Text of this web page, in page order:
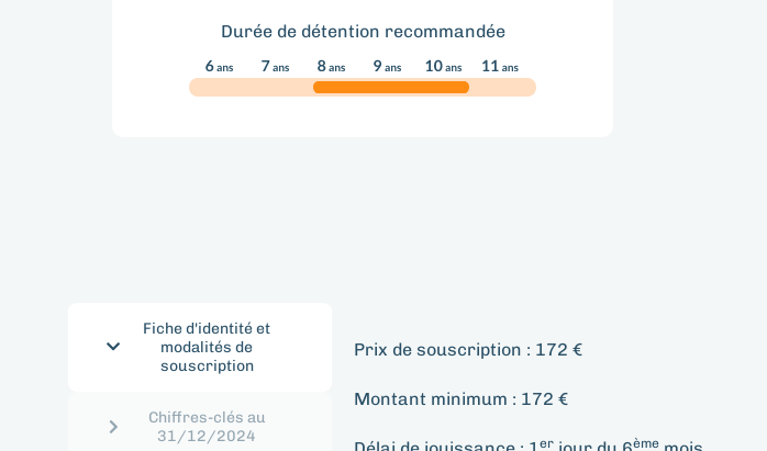
Durée de détention recommandée
Fiche d'identité et
modalités de
souscription​
Chiffres-clés au
31/12/2024
Prix de souscription : 172 €
Montant minimum : 172 €
er ème